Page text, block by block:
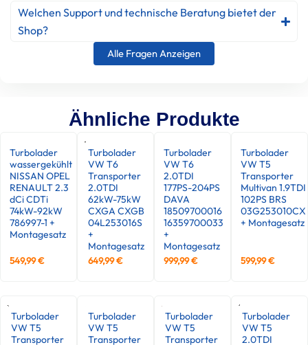
Welchen Support und technische Beratung bietet der
Shop?
Alle Fragen Anzeigen
Ähnliche Produkte
Turbolader
wassergekühlt
NISSAN OPEL
RENAULT 2.3
dCi CDTi
74kW-92kW
786997-1 +
Montagesatz
549,99€
Turbolader
VW T6
Transporter
2.0TDI
62kW-75kW
CXGA CXGB
04L253016S
+
Montagesatz
649,99€
Turbolader
VW T6
2.0TDI
177PS-204PS
DAVA
18509700016
16359700033
+
Montagesatz
999,99€
Turbolader
VW T5
Transporter
Multivan 1.9TDI
102PS BRS
03G253010CX
+ Montagesatz
599,99€
Turbolader
VW T5
Transporter
Turbolader
VW T5
Transporter
Turbolader
VW T5
Transporter
Turbolader
VW T5
2.0TDI